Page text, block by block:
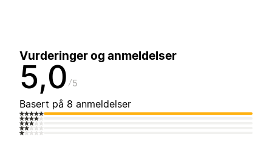
Vurderinger og anmeldelser
5,0 5
Basert på 8 anmeldelser